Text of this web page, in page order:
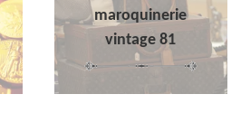
maroquinerie
vintage 81